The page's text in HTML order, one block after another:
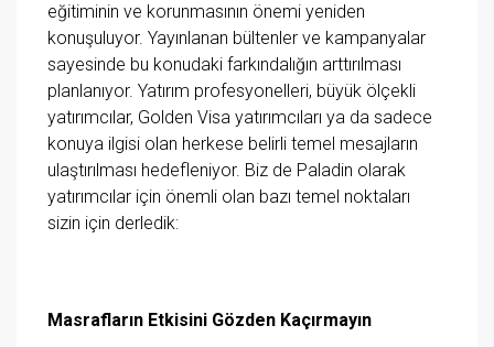
eğitiminin ve korunmasının önemi yeniden
konuşuluyor. Yayınlanan bültenler ve kampanyalar
sayesinde bu konudaki farkındalığın arttırılması
planlanıyor. Yatırım profesyonelleri, büyük ölçekli
yatırımcılar, Golden Visa yatırımcıları ya da sadece
konuya ilgisi olan herkese belirli temel mesajların
ulaştırılması hedefleniyor. Biz de Paladin olarak
yatırımcılar için önemli olan bazı temel noktaları
sizin için derledik:
Masrafların Etkisini Gözden Kaçırmayın